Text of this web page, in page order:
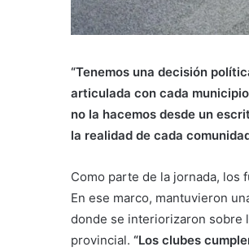
“Tenemos una decisión
articulada con cada
no la hacemos desde un
la realidad de cada
Como parte de la jornada,
En ese marco, mantuvieron
donde se interiorizaron sobre
provincial. “Los clubes